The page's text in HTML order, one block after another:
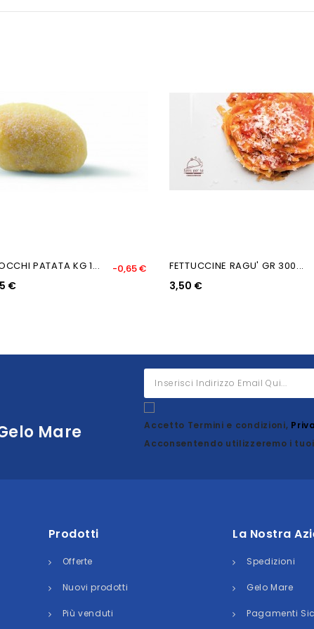
PATATA KG 1...
-0,65 €
€
FETTUCCINE RAGU' GR 300...
3,50 €
Mare Accetto Termini e condizioni,
Acconsentendo utilizzeremo i
Prodotti
Offerte
Nuovi prodotti
Più venduti
La Nostra
Spedizioni
Gelo Mare
Pagamenti